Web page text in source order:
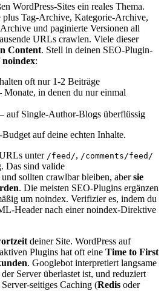
WordPress-Sites ein reales Thema.
plus Tag-Archive, Kategorie-Archive,
und paginierte Versionen all
URLs crawlen. Viele dieser
Content. Stell in deinen SEO-Plugin-
noindex:
oft nur 1-2 Beiträge
in denen du nur einmal
auf Single-Author-Blogs überflüssig
auf deine echten Inhalte.
unter /feed/, /comments/feed/
Das sind valide
sollten crawlbar bleiben, abersie
. Die meisten SEO-Plugins ergänzen
um noindex. Verifizier es, indem du
Header nach einer noindex-Direktive
deiner Site. WordPress auf
Plugins hat oft eine Time to First
. Googlebot interpretiert langsame
Server überlastet ist, und reduziert
seitiges Caching (Redis oder